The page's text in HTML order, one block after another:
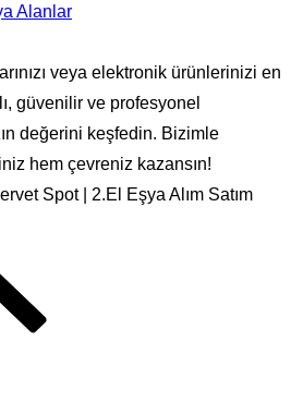
Alanlar
veya elektronik ürünlerinizi en
güvenilir ve profesyonel
değerini keşfedin. Bizimle
hem çevreniz kazansın!
Spot | 2.El Eşya Alım Satım